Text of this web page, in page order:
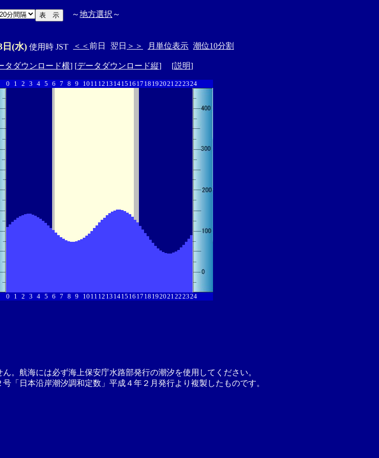
～地方選択 ～
日(水) 使用時 JST ＜＜ 前日 翌日 ＞＞ 月単位表示 潮位10分割
タダウンロード横] [データダウンロード縦] [説明]
0 1 2 3 4 5 6 7 8 9 10 11 12 13 1415 16 17 18 192021222324
0 1 2 3 4 5 6 7 8 9 10 11 12 13 1415 16 17 18 192021222324
。航海には必ず海上保安庁水路部発行の潮汐を使用してください。
「日本沿岸潮汐調和定数」平成４年２月発行より複製したものです。